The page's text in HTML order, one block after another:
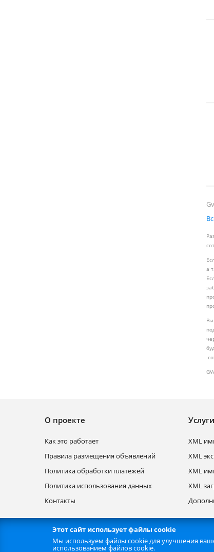
а
Вы
Этот сайт использует файлы cookie
Мы используем файлы cookie для улучшения
использованием файлов cookie.
О проекте
Как это работает
Правила размещения объявлений
Политика обработки платежей
Политика использования данных
Контакты
XML
XML
XML
XML
Популярные запросы Популярные категории